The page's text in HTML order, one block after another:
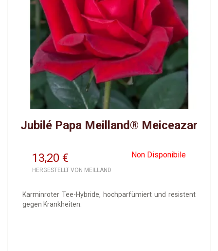
Jubilé Papa Meilland® Meiceazar
13,20 Non Disponibile
€
HERGESTELLT VON MEILLAND
Karminroter Tee-Hybride, hochparfümiert und resistent
gegen Krankheiten.